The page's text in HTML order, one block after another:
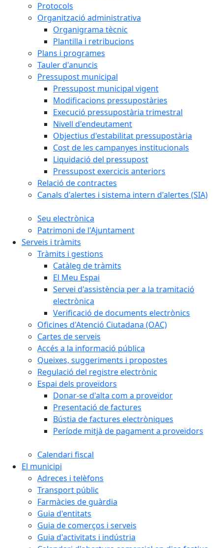
Protocols
Organització administrativa
Organigrama tècnic
Plantilla i retribucions
Plans i programes
Tauler d'anuncis
Pressupost municipal
Pressupost municipal vigent
Modificacions pressupostàries
Execució pressupostària trimestral
Nivell d'endeutament
Objectius d'estabilitat pressupostària
Cost de les campanyes institucionals
Liquidació del pressupost
Pressupost exercicis anteriors
Relació de contractes
Canals d'alertes i sistema intern d'alertes (SIA)
Seu electrònica
Patrimoni de l'Ajuntament
Serveis i tràmits
Tràmits i gestions
Catàleg de tràmits
El Meu Espai
Servei d'assistència per a la tramitació
electrònica
Verificació de documents electrònics
Oficines d'Atenció Ciutadana (OAC)
Cartes de serveis
Accés a la informació pública
Queixes, suggeriments i propostes
Regulació del registre electrònic
Espai dels proveïdors
Donar-se d'alta com a proveïdor
Presentació de factures
Bústia de factures electròniques
Període mitjà de pagament a proveïdors
Calendari fiscal
El municipi
Adreces i telèfons
Transport públic
Farmàcies de guàrdia
Guia d'entitats
Guia de comerços i serveis
Guia d'activitats i indústria